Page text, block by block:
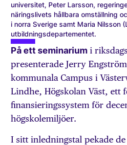
universitet, Peter Larsson,
näringslivets hållbara omställning
i norra Sverige samt Maria Nilsson
utbildningsdepartementet.
På ett seminarium i
presenterade Jerry
kommunala Campus i
Lindhe, Högskolan Väst, ett
finansieringssystem för
högskolemiljöer.
I sitt inledningstal pekade